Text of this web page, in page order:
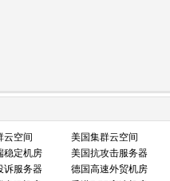
云空间 美国集群云空间
稳定机房 美国抗攻击服务器
诉服务器 德国高速外贸机房